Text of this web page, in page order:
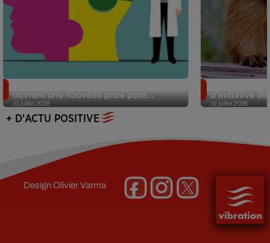
31 juillet 2026
ouvrent une nouvelle piste pour...
31 juillet 2026
d’initiative
+ D'ACTU POSITIVE
DesignOlivier Varma